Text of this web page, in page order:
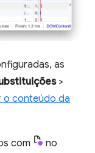
as
>
o conteúdo da
com
no